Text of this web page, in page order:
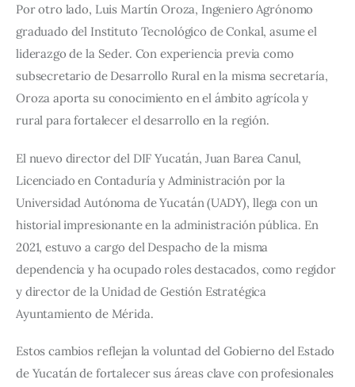
Por otro lado, Luis Martín Oroza, Ingeniero Agrónomo
graduado del Instituto Tecnológico de Conkal, asume el
liderazgo de la Seder. Con experiencia previa como
subsecretario de Desarrollo Rural en la misma secretaría,
Oroza aporta su conocimiento en el ámbito agrícola y
rural para fortalecer el desarrollo en la región.
El nuevo director del DIF Yucatán, Juan Barea Canul,
Licenciado en Contaduría y Administración por la
Universidad Autónoma de Yucatán (UADY), llega con un
historial impresionante en la administración pública. En
2021, estuvo a cargo del Despacho de la misma
dependencia y ha ocupado roles destacados, como regidor
y director de la Unidad de Gestión Estratégica
Ayuntamiento de Mérida.
Estos cambios reflejan la voluntad del Gobierno del Estado
de Yucatán de fortalecer sus áreas clave con profesionales